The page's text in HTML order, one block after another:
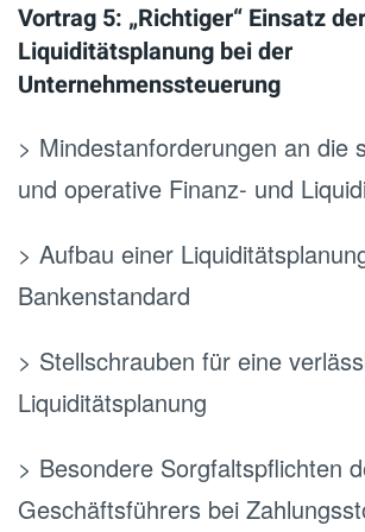
Vortrag 5: „Richtiger“ Einsatz
Liquiditätsplanung bei der
Unternehmenssteuerung
> Mindestanforderungen an die
und operative Finanz- und
> Aufbau einer
Bankenstandard
> Stellschrauben für eine
Liquiditätsplanung
> Besondere Sorgfaltspflichten
Geschäftsführers bei